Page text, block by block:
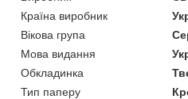
Країна виробник
Вікова група
Мова видання
Обкладинка
Тип паперу